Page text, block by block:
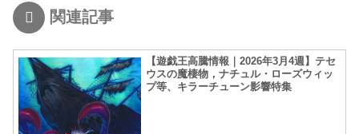
関連記事
【遊戯王高騰情報｜2026年3月4週】テセ
ウスの魔棲物，ナチュル・ローズウィッ
プ等、キラーチューン影響特集